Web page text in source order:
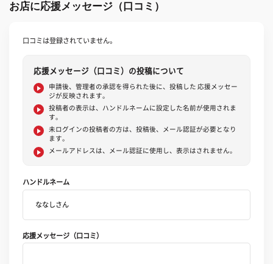
お店に応援メッセージ（口コミ）
口コミは登録されていません。
応援メッセージ（口コミ）の投稿について
申請後、管理者の承認を得られた後に、投稿した 応援メッセー
ジが反映されます。
投稿者の表示は、ハンドルネームに設定した名前が使用されま
す。
未ログインの投稿者の方は、投稿後、メール認証が必要となり
ます。
メールアドレスは、メール認証に使用し、表示はされません。
ハンドルネーム
応援メッセージ（口コミ）